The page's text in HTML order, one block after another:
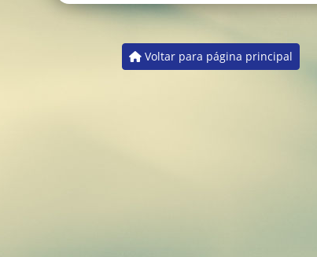
Voltar para página principal